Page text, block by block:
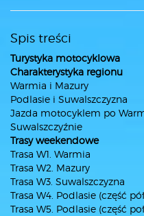
Spis treści
Turystyka motocyklowa
Charakterystyka regionu
Warmia i Mazury
Podlasie i Suwalszczyzna
Jazda motocyklem po
Suwalszczyźnie
Trasy weekendowe
Trasa W1. Warmia
Trasa W2. Mazury
Trasa W3. Suwalszczyzna
Trasa W4. Podlasie (część
Trasa W5. Podlasie (część